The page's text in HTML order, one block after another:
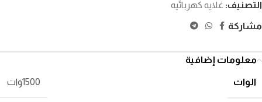
التصنيف: غلايه كهربائيه
مشاركة
معلومات إضافية
الوات 1500وات